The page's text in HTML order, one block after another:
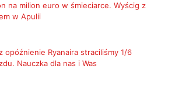
na milion euro w śmieciarce. Wyścig z
w Apulii
opóźnienie Ryanaira straciliśmy 1/6
Nauczka dla nas i Was